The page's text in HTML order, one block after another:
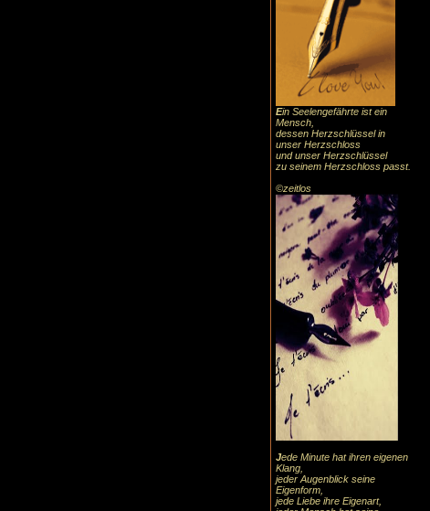
Ein Seelengefährte ist ein
Mensch,
dessen Herzschlüssel in
unser Herzschloss
und unser Herzschlüssel
zu seinem Herzschloss passt.
©zeitlos
Jede Minute hat ihren eigenen
Klang,
jeder Augenblick seine
Eigenform,
jede Liebe ihre Eigenart,